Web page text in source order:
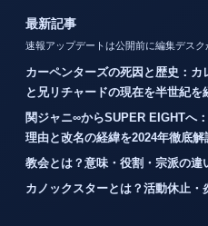
最新記事
速報アップデートは公開前に編集デスク
カーペンターズの死因と歴史：
と兄リチャードの現在を半世紀を
関ジャニ∞からSUPER EIGHTへ
理由と改名の経緯を2024年徹底解
教会とは？意味・役割・宗派の違
カノックスターとは？活動休止